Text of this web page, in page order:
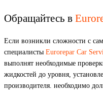
Обращайтесь в
Если возникли сложности с
специалисты Eurorepar Car
выполнят необходимые
жидкостей до уровня,
производителя. необходимо